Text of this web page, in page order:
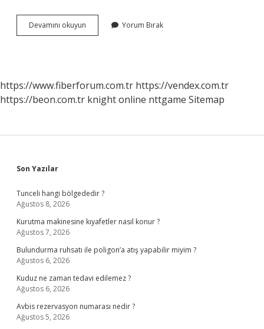
Devamını okuyun Mantarın
Türü
Yorum Bırak
https://www.fiberforum.com.tr https://vendex.com.tr
https://beon.com.tr knight online nttgame Sitemap
Sidebar
Son Yazılar
Tunceli hangi bölgededir ?
Ağustos 8, 2026
Kurutma makinesine kıyafetler nasıl konur ?
Ağustos 7, 2026
Bulundurma ruhsatı ile poligon’a atış yapabilir miyim ?
Ağustos 6, 2026
Kuduz ne zaman tedavi edilemez ?
Ağustos 6, 2026
Avbis rezervasyon numarası nedir ?
Ağustos 5, 2026